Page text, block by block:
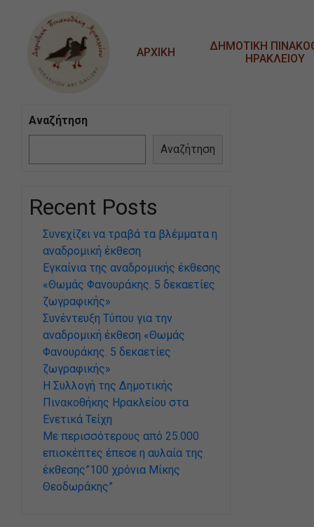
ΑΡΧΙΚΗ
ΔΗΜΟΤΙΚΗ
ΗΡΑΚΛΕΙΟΥ
Αναζήτηση
Αναζήτηση
Recent Posts
Συνεχίζει να τραβά τα βλέμματα η
αναδρομική έκθεση
Εγκαίνια της αναδρομικής έκθεσης
«Θωμάς Φανουράκης. 5 δεκαετίες
ζωγραφικής»
Συνέντευξη Τύπου για την
αναδρομική έκθεση «Θωμάς
Φανουράκης. 5 δεκαετίες
ζωγραφικής»
Η Συλλογή της Δημοτικής
Πινακοθήκης Ηρακλείου στα
Ενετικά Τείχη
Με περισσότερους από 25.000
επισκέπτες έπεσε η αυλαία της
έκθεσης”100 χρόνια Μίκης
Θεοδωράκης”